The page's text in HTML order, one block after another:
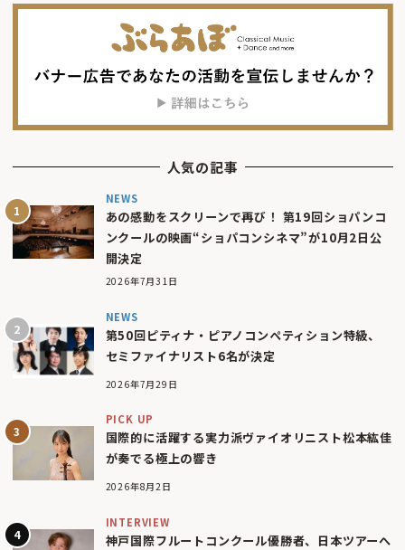
人気の記事
NEWS
あの感動をスクリーンで再び！ 第19回ショパンコ
ンクールの映画“ショパコンシネマ”が10月2日公
開決定
2026年7月31日
NEWS
第50回ピティナ・ピアノコンペティション特級、
セミファイナリスト6名が決定
2026年7月29日
PICK UP
国際的に活躍する実力派ヴァイオリニスト松本紘佳
が奏でる極上の響き
2026年8月2日
INTERVIEW
神戸国際フルートコンクール優勝者、日本ツアーへ